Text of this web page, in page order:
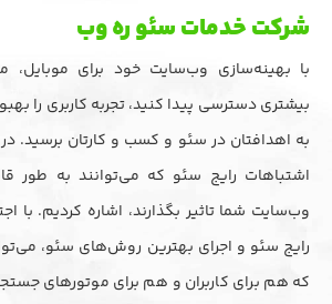
شرکت خدمات سئو ره وب
با بهینه‌سازی وب‌سایت خود برای موبایل،
بیشتری دسترسی پیدا کنید، تجربه کاربری را
به اهدافتان در سئو و کسب و کارتان برسید. در
اشتباهات رایج سئو که می‌توانند به طور
وب‌سایت شما تاثیر بگذارند، اشاره کردیم. با
رایج سئو و اجرای بهترین روش‌های سئو،
که هم برای کاربران و هم برای موتورهای